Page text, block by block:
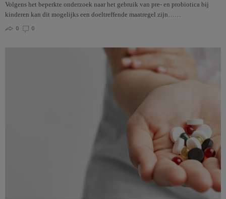
Volgens het beperkte onderzoek naar het gebruik van pre- en probiotica bij
kinderen kan dit mogelijks een doeltreffende maatregel zijn……
0
0